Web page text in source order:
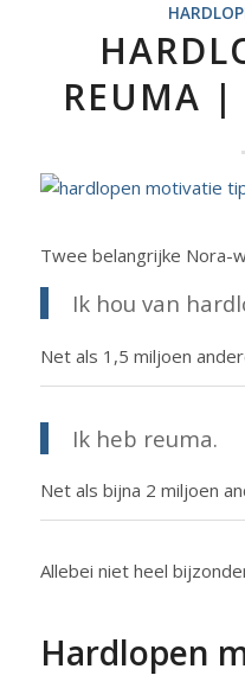
REUMA |
Twee belangrijke Nora-
Ik hou van
Net als 1,5 miljoen
Ik heb reuma.
Net als bijna 2 miljoen
Allebei niet heel
Hardlopen